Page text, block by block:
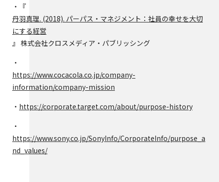
・『
丹羽真理. (2018). パーパス・マネジメント：社員の幸せを大切
にする経営
』 株式会社クロスメディア・パブリッシング
・
https://www.cocacola.co.jp/company-
information/company-mission
・ https://corporate.target.com/about/purpose-history
・
https://www.sony.co.jp/SonyInfo/CorporateInfo/purpose_a
nd_values/